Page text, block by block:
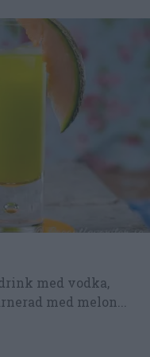
med vodka,
med melon...